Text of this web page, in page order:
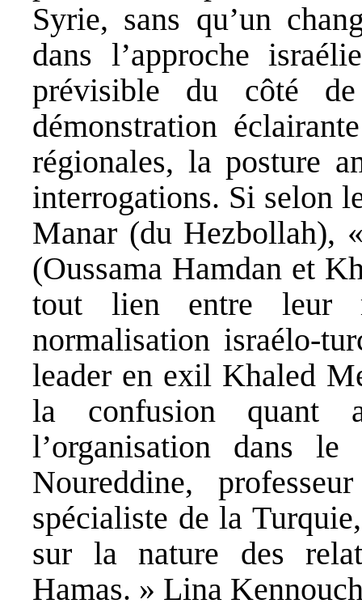
Syrie, sans qu’un
dans l’approche
prévisible du côté
démonstration
régionales, la posture
interrogations. Si selon
Manar (du Hezbollah),
(Oussama Hamdan et
tout lien entre leur
normalisation israélo-
leader en exil Khaled
la confusion quant
l’organisation dans le
Noureddine,
spécialiste de la
sur la nature des
Hamas. » Lina